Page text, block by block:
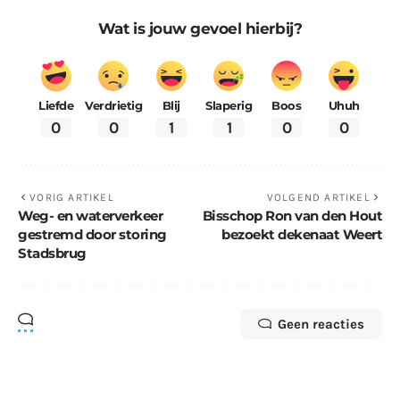
Wat is jouw gevoel hierbij?
Liefde
0
Verdrietig
0
Blij
1
Slaperig
1
Boos
0
Uhuh
0
VORIG ARTIKEL
Weg- en waterverkeer
gestremd door storing
Stadsbrug
VOLGEND ARTIKEL
Bisschop Ron van den Hout
bezoekt dekenaat Weert
Geen reacties